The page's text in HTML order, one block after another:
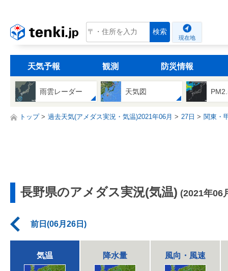
tenki.jp 検索
現在地
天気予報 観測 防災情報
雨雲レーダー 天気図
トップ 過去天気(アメダス実況・気温)2021年06月 27日 関東・
長野県のアメダス実況(気温) (2021年06
前日(06月26日)
気温 降水量 風向・風速